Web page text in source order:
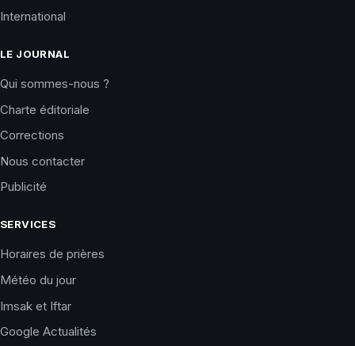
International
LE JOURNAL
Qui sommes-nous ?
Charte éditoriale
Corrections
Nous contacter
Publicité
SERVICES
Horaires de prières
Météo du jour
Imsak et Iftar
Google Actualités